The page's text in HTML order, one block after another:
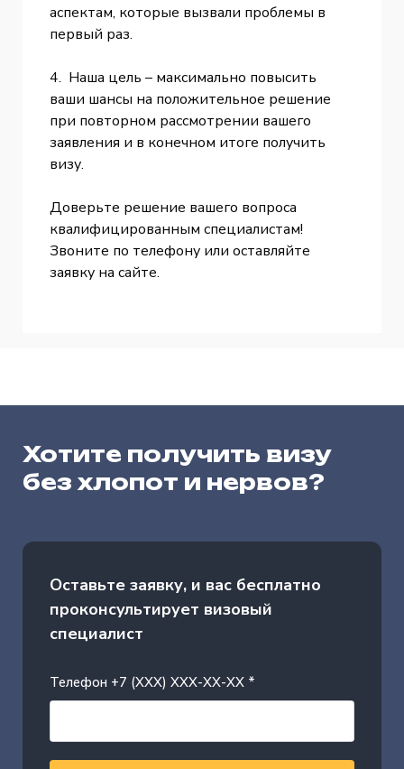
аспектам, которые вызвали проблемы в
первый раз.
4. Наша цель – максимально повысить
ваши шансы на положительное решение
при повторном рассмотрении вашего
заявления и в конечном итоге получить
визу.
Доверьте решение вашего вопроса
квалифицированным специалистам!
Звоните по телефону или оставляйте
заявку на сайте.
Хотите получить визу
без хлопот и нервов?
Оставьте заявку, и вас бесплатно
проконсультирует визовый
специалист
Телефон +7 (XXX) XXX-XX-XX *